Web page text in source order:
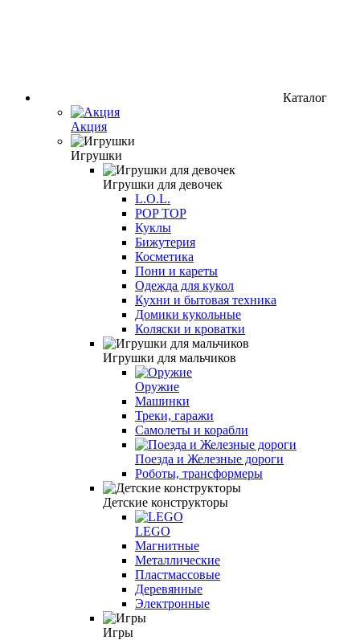
Каталог
Акция
Игрушки
Игрушки для девочек
L.O.L.
POP TOP
Куклы
Бижутерия
Косметика
Пони и кареты
Одежда для кукол
Кухни и бытовая техника
Домики кукольные
Коляски и кроватки
Игрушки для мальчиков
Оружие
Машинки
Треки, гаражи
Самолеты и корабли
Поезда и Железные дороги
Роботы, трансформеры
Детские конструкторы
LEGO
Магнитные
Металлические
Пластмассовые
Деревянные
Электронные
Игры